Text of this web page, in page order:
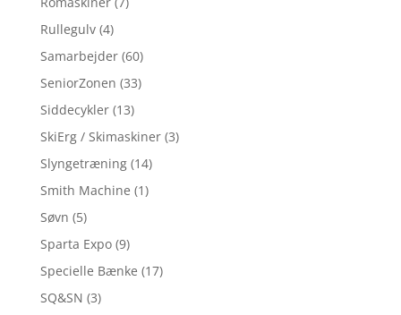
Rullegulv (4)
Samarbejder (60)
SeniorZonen (33)
Siddecykler (13)
SkiErg / Skimaskiner (3)
Slyngetræning (14)
Smith Machine (1)
Søvn (5)
Sparta Expo (9)
Specielle Bænke (17)
SQ&SN (3)